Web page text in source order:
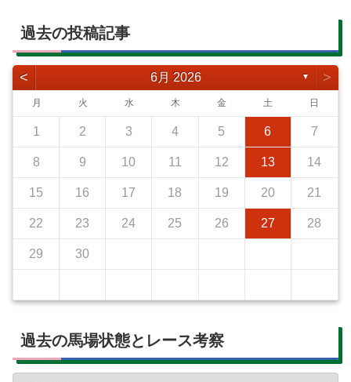
過去の投稿記事
< 6月 2026 ▼ >
月 火 水 木 金 土 日
1 2 3 4 5 6 7
8 9 10 11 12 13 14
15 16 17 18 19 20 21
22 23 24 25 26 27 28
29 30
過去の馬場状態とレース考察